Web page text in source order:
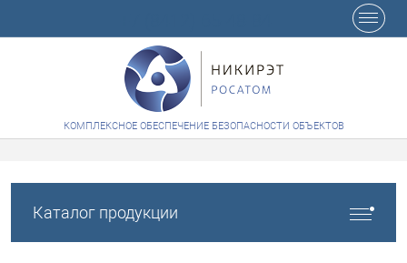
КОМПЛЕКСНОЕ ОБЕСПЕЧЕНИЕ БЕЗОПАСНОСТИ ОБЪЕКТОВ
Каталог продукции